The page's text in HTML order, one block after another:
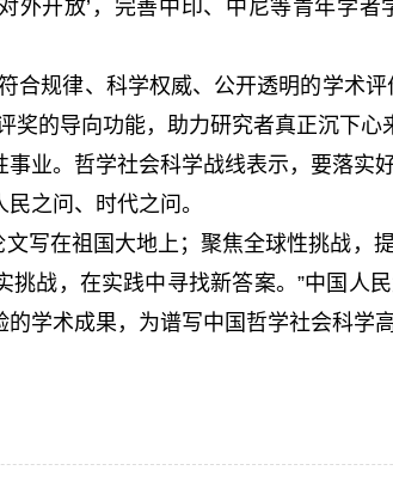
外开放’，完善中印、中尼等青年学
规律、科学权威、公开透明的学术评
奖的导向功能，助力研究者真正沉下心
。哲学社会科学战线表示，要落实好
之问、时代之问。
写在祖国大地上；聚焦全球性挑战，
战，在实践中寻找新答案。”中国人
学术成果，为谱写中国哲学社会科学